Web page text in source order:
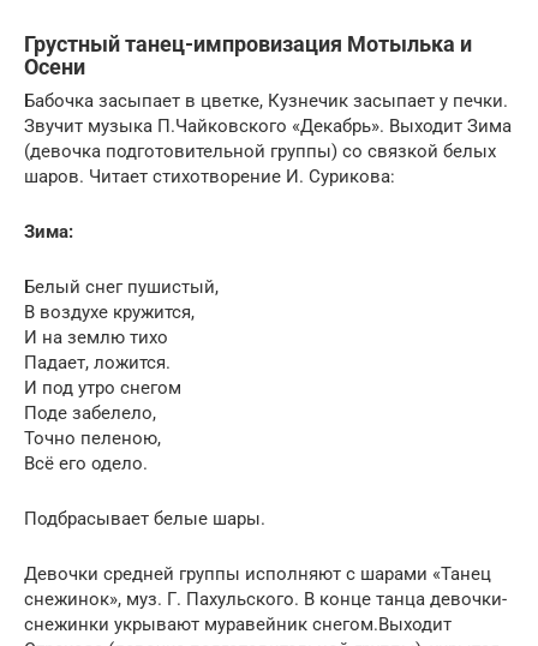
Грустный танец-импровизация Мотылька и
Осени
Бабочка засыпает в цветке, Кузнечик засыпает у печки.
Звучит музыка П.Чайковского «Декабрь». Выходит Зима
(девочка подготовительной группы) со связкой белых
шаров. Читает стихотворение И. Сурикова:
Зима:
Белый снег пушистый,
В воздухе кружится,
И на землю тихо
Падает, ложится.
И под утро снегом
Поде забелело,
Точно пеленою,
Всё его одело.
Подбрасывает белые шары.
Девочки средней группы исполняют с шарами «Танец
снежинок», муз. Г. Пахульского. В конце танца девочки-
снежинки укрывают муравейник снегом.Выходит